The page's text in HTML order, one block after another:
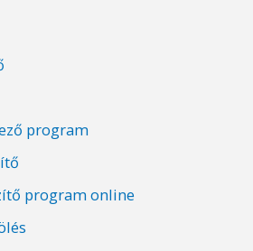
program
program online